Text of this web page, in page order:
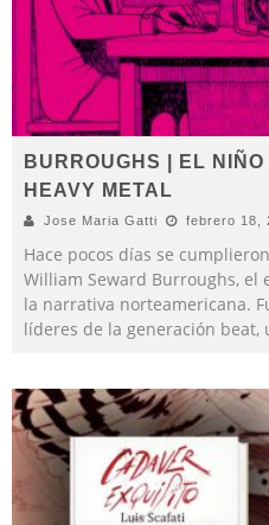
BURROUGHS | EL
HEAVY METAL
Jose Maria Gatti febrero 18,
Hace pocos días se
William Seward Burroughs,
la narrativa norteamericana.
líderes de la generación beat,